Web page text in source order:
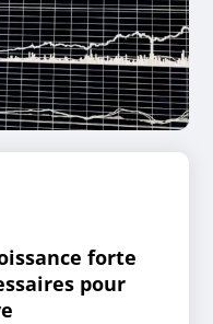
forte
pour